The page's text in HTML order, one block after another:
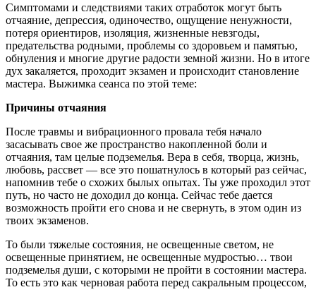
Симптомами и следствиями таких отработок могут быть
отчаяние, депрессия, одиночество, ощущение ненужности,
потеря ориентиров, изоляция, жизненные невзгоды,
предательства родными, проблемы со здоровьем и памятью,
обнуления и многие другие радости земной жизни. Но в итоге
дух закаляется, проходит экзамен и происходит становление
мастера. Выжимка сеанса по этой теме:
Причины отчаяния
После травмы и вибрационного провала тебя начало
засасывать свое же пространство накопленной боли и
отчаяния, там целые подземелья. Вера в себя, творца, жизнь,
любовь, рассвет — все это пошатнулось в который раз сейчас,
напомнив тебе о схожих былых опытах. Ты уже проходил этот
путь, но часто не доходил до конца. Сейчас тебе дается
возможность пройти его снова и не свернуть, в этом один из
твоих экзаменов.
То были тяжелые состояния, не освещенные светом, не
освещенные принятием, не освещенные мудростью… твои
подземелья души, с которыми не пройти в состоянии мастера.
То есть это как черновая работа перед сакральным процессом,